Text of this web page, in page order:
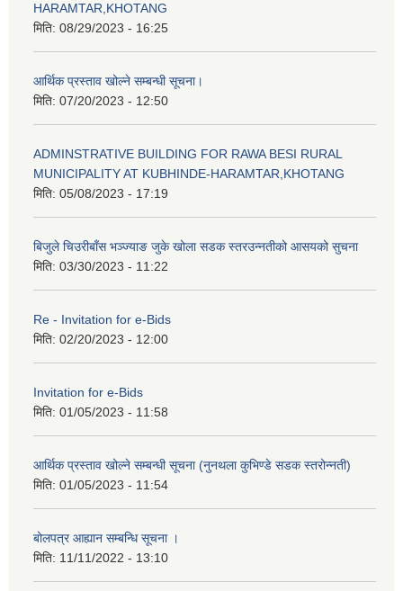
HARAMTAR,KHOTANG
मिति: 08/29/2023 - 16:25
आर्थिक प्रस्ताव खोल्ने सम्बन्धी सूचना।
मिति: 07/20/2023 - 12:50
ADMINSTRATIVE BUILDING FOR RAWA BESI RURAL
MUNICIPALITY AT KUBHINDE-HARAMTAR,KHOTANG
मिति: 05/08/2023 - 17:19
बिजुले चिउरीबाँस भञ्ज्याङ जुके खोला सडक स्तरउन्नतीको आसयको सुचना
मिति: 03/30/2023 - 11:22
Re - Invitation for e-Bids
मिति: 02/20/2023 - 12:00
Invitation for e-Bids
मिति: 01/05/2023 - 11:58
आर्थिक प्रस्ताव खोल्ने सम्बन्धी सूचना (नुनथला कुभिण्डे सडक स्तरोन्नती)
मिति: 01/05/2023 - 11:54
बोलपत्र आह्यान सम्बन्धि सूचना ।
मिति: 11/11/2022 - 13:10